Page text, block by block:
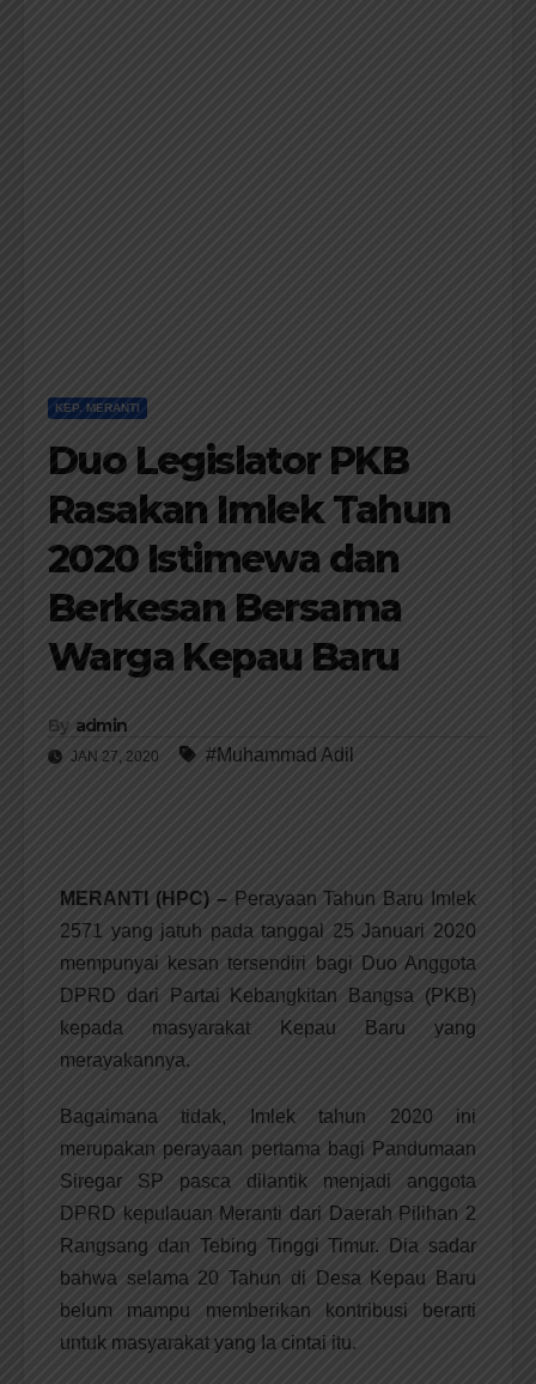
KEP. MERANTI
Duo Legislator PKB
Rasakan Imlek Tahun
2020 Istimewa dan
Berkesan Bersama
Warga Kepau Baru
By admin
JAN 27, 2020 #Muhammad Adil
MERANTI (HPC) – Perayaan Tahun Baru Imlek
2571 yang jatuh pada tanggal 25 Januari 2020
mempunyai kesan tersendiri bagi Duo Anggota
DPRD dari Partai Kebangkitan Bangsa (PKB)
kepada masyarakat Kepau Baru yang
merayakannya.
Bagaimana tidak, Imlek tahun 2020 ini
merupakan perayaan pertama bagi Pandumaan
Siregar SP pasca dilantik menjadi anggota
DPRD kepulauan Meranti dari Daerah Pilihan 2
Rangsang dan Tebing Tinggi Timur. Dia sadar
bahwa selama 20 Tahun di Desa Kepau Baru
belum mampu memberikan kontribusi berarti
untuk masyarakat yang Ia cintai itu.